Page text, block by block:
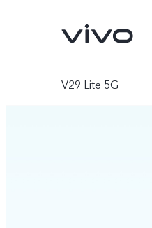
V29 Lite 5G